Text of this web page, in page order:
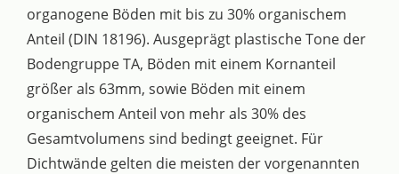
organogene Böden mit bis zu 30% organischem
Anteil (DIN 18196). Ausgeprägt plastische Tone der
Bodengruppe TA, Böden mit einem Kornanteil
größer als 63mm, sowie Böden mit einem
organischem Anteil von mehr als 30% des
Gesamtvolumens sind bedingt geeignet. Für
Dichtwände gelten die meisten der vorgenannten